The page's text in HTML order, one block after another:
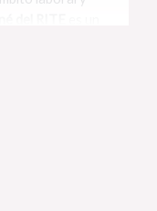
técnica para
(3 Kg),
Térmico de